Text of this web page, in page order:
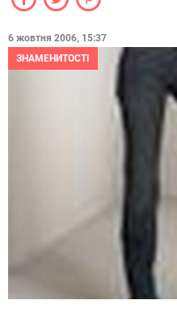
6 жовтня 2006, 15:37
ЗНАМЕНИТОСТІ